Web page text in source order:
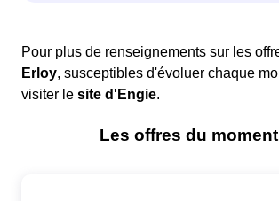
Pour plus de renseignements sur les
Erloy, susceptibles d'évoluer chaque
visiter le site d'Engie.